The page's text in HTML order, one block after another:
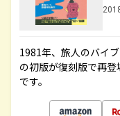
1981年、旅人のバイ
の初版が復刻版で再
です。